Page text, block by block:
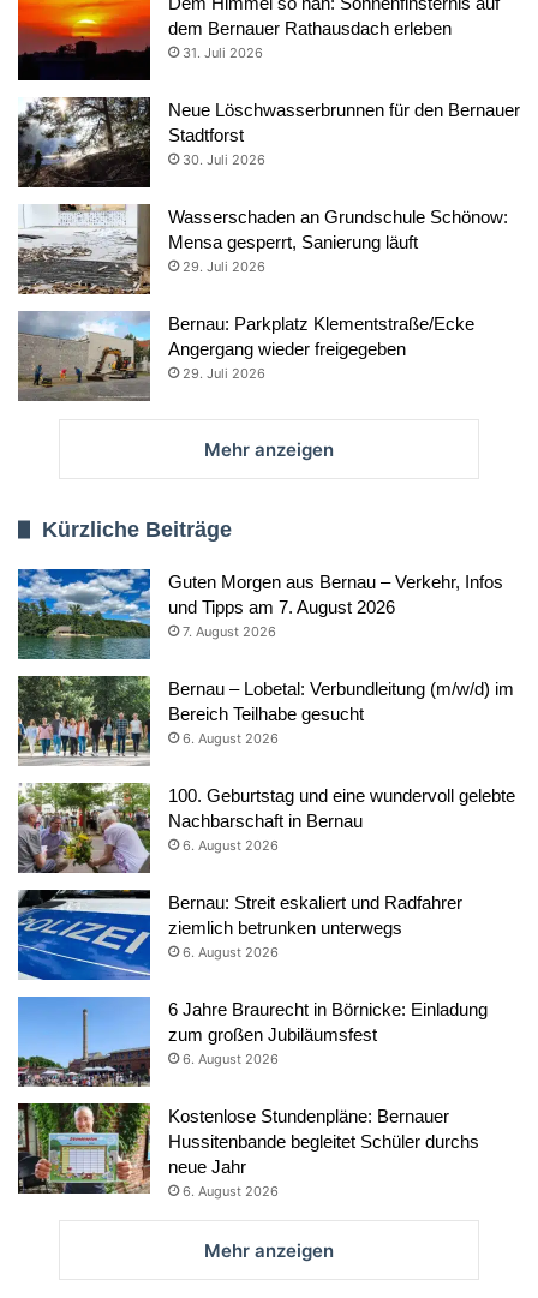
dem Bernauer Rathausdach erleben
31. Juli 2026
Neue Löschwasserbrunnen für den Bernauer
Stadtforst
30. Juli 2026
Wasserschaden an Grundschule Schönow:
Mensa gesperrt, Sanierung läuft
29. Juli 2026
Bernau: Parkplatz Klementstraße/Ecke
Angergang wieder freigegeben
29. Juli 2026
Mehr anzeigen
Kürzliche Beiträge
Guten Morgen aus Bernau – Verkehr, Infos
und Tipps am 7. August 2026
7. August 2026
Bernau – Lobetal: Verbundleitung (m/w/d) im
Bereich Teilhabe gesucht
6. August 2026
100. Geburtstag und eine wundervoll gelebte
Nachbarschaft in Bernau
6. August 2026
Bernau: Streit eskaliert und Radfahrer
ziemlich betrunken unterwegs
6. August 2026
6 Jahre Braurecht in Börnicke: Einladung
zum großen Jubiläumsfest
6. August 2026
Kostenlose Stundenpläne: Bernauer
Hussitenbande begleitet Schüler durchs
neue Jahr
6. August 2026
Mehr anzeigen